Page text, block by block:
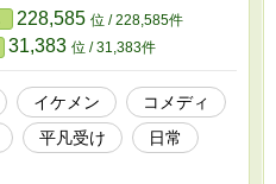
228,585 位 / 228,585件
31,383 位 / 31,383件
イケメン
コメディ
平凡受け
日常